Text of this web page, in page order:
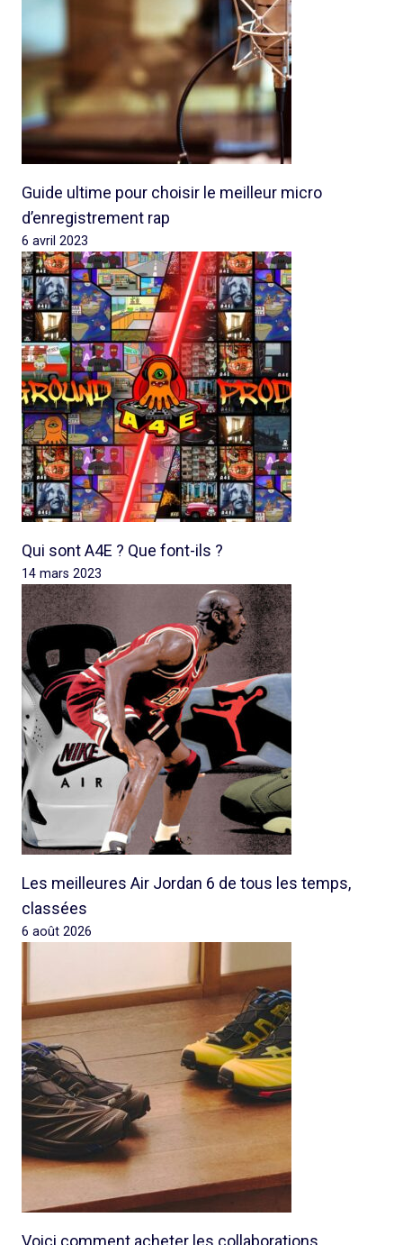
Guide ultime pour choisir le meilleur micro
d’enregistrement rap
6 avril 2023
Qui sont A4E ? Que font-ils ?
14 mars 2023
Les meilleures Air Jordan 6 de tous les temps,
classées
6 août 2026
Voici comment acheter les collaborations